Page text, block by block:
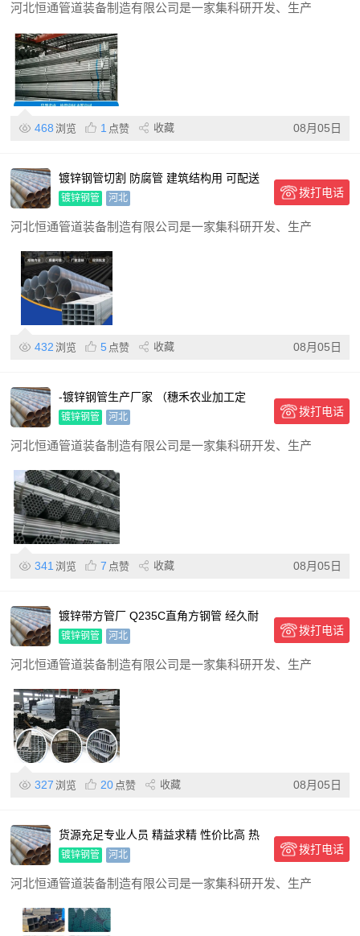
河北恒通管道装备制造有限公司是一家集科研开发、生产
468 浏览 1 点赞 收藏 08月05日
镀锌钢管切割 防腐管 建筑结构用 可配送
到厂
镀锌钢管 河北 拨打电话
河北恒通管道装备制造有限公司是一家集科研开发、生产
432 浏览 5 点赞 收藏 08月05日
-镀锌钢管生产厂家 （穗禾农业加工定
制，工艺精湛）
镀锌钢管 河北 拨打电话
河北恒通管道装备制造有限公司是一家集科研开发、生产
341 浏览 7 点赞 收藏 08月05日
镀锌带方管厂 Q235C直角方钢管 经久耐
用 35×35 锯
镀锌钢管 河北 拨打电话
河北恒通管道装备制造有限公司是一家集科研开发、生产
327 浏览 20 点赞 收藏 08月05日
货源充足专业人员 精益求精 性价比高 热
镀锌钢管
镀锌钢管 河北 拨打电话
河北恒通管道装备制造有限公司是一家集科研开发、生产